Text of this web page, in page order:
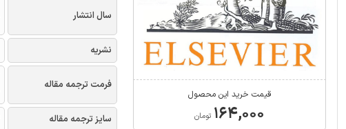
قیمت خرید این محصول
۱۶۴,۰۰۰ تومان
سال انتشار
نشریه
فرمت ترجمه مقاله
سایز ترجمه مقاله